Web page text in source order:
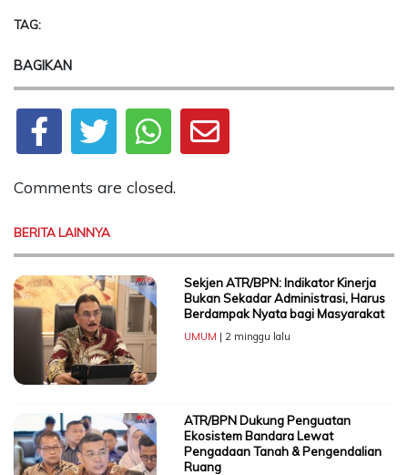
TAG:
BAGIKAN
Comments are closed.
BERITA LAINNYA
Sekjen ATR/BPN: Indikator Kinerja
Bukan Sekadar Administrasi, Harus
Berdampak Nyata bagi Masyarakat
UMUM | 2 minggu lalu
ATR/BPN Dukung Penguatan
Ekosistem Bandara Lewat
Pengadaan Tanah & Pengendalian
Ruang